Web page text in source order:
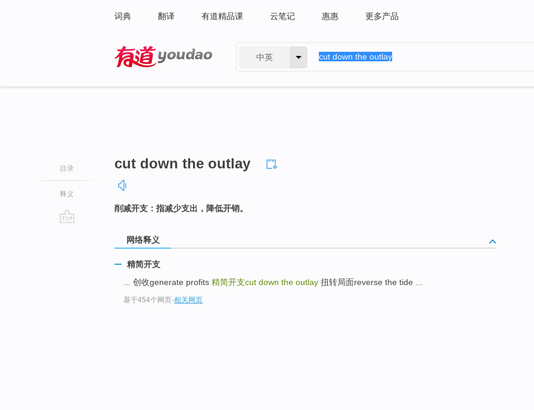
词典 翻译 有道精品课 云笔记 惠惠 更多产品
中英
目录
释义
cut down the outlay
削减开支：指减少支出，降低开销。
网络释义
精简开支
... 创收generate profits 精简开支cut down the outlay 扭转局面reverse the tide ...
基于454个网页-相关网页